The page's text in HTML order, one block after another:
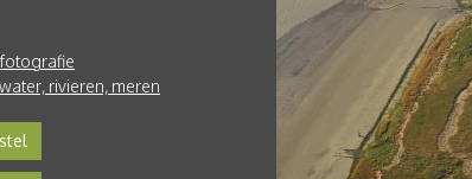
rivieren, meren